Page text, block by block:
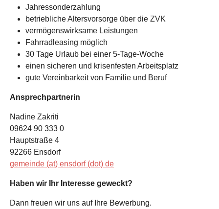
Jahressonderzahlung
betriebliche Altersvorsorge über die ZVK
vermögenswirksame Leistungen
Fahrradleasing möglich
30 Tage Urlaub bei einer 5-Tage-Woche
einen sicheren und krisenfesten Arbeitsplatz
gute Vereinbarkeit von Familie und Beruf
Ansprechpartnerin
Nadine Zakriti
09624 90 333 0
Hauptstraße 4
92266 Ensdorf
gemeinde (at) ensdorf (dot) de
Haben wir Ihr Interesse geweckt?
Dann freuen wir uns auf Ihre Bewerbung.